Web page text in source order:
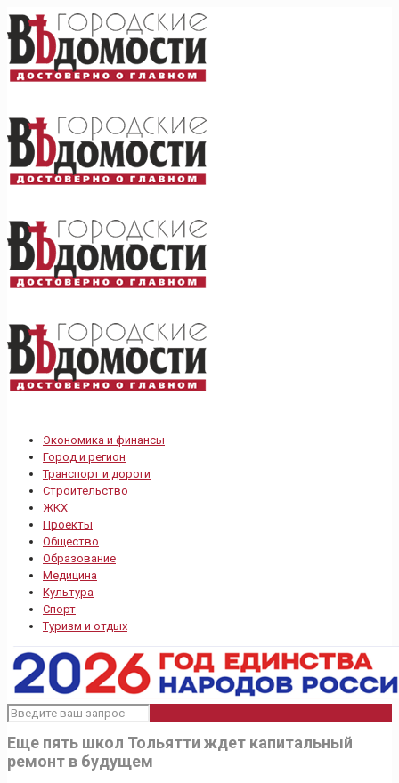
Экономика и финансы
Город и регион
Транспорт и дороги
Строительство
ЖКХ
Проекты
Общество
Образование
Медицина
Культура
Спорт
Туризм и отдых
Еще пять школ Тольятти ждет капитальный
ремонт в будущем